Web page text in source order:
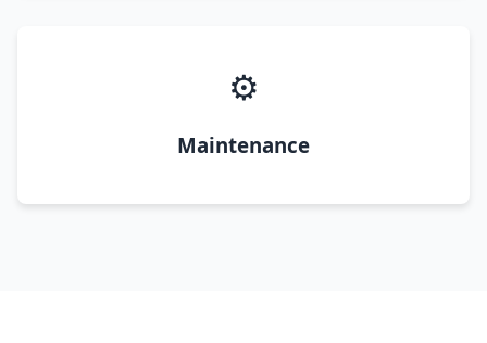
⚙️
Maintenance